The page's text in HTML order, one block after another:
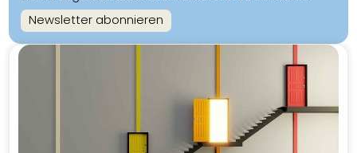
Newsletter abonnieren